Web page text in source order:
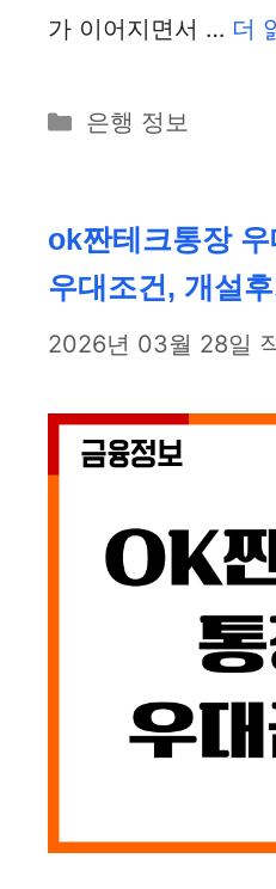
가 이어지면서 … 더
카
리
은행 정보
ok짠테크통장
우대조건, 개설후
2026년 03월 28일